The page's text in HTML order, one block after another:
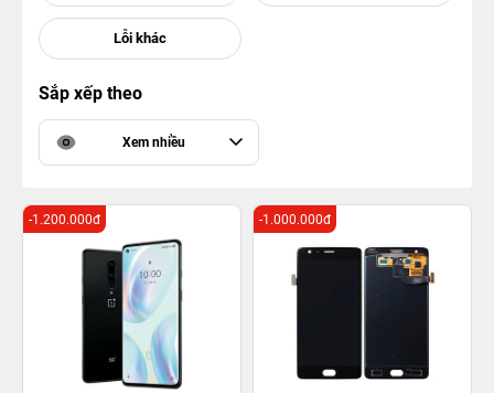
Sắp xếp theo
Xem nhiều
-1.200.000đ -1.000.000đ